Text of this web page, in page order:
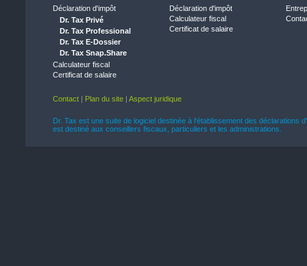
Déclaration d'impôt
Dr. Tax Privé
Dr. Tax Professional
Dr. Tax E-Dossier
Dr. Tax Snap.Share
Calculateur fiscal
Certificat de salaire
Déclaration d'impôt
Calculateur fiscal
Certificat de salaire
Contact Plan du site Aspect juridique
Dr. Tax est une suite de logiciel destinée à l'établissement des
est destiné aux conseillers fiscaux, particuliers et les administrations.